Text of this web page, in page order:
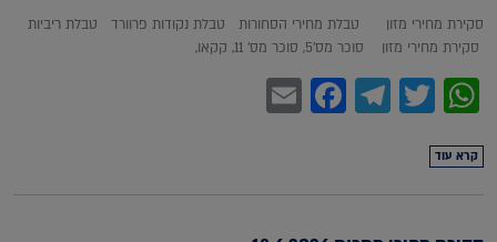
סקירת מחירי מזון טבלת מחירי הסחורות טבלת נקודות פרוורד טבלת ריביות
סקירת מחירי מזון סוכר מס'5, סוכר מס' 11, קקאו,
WhatsApp
Twitter
Telegram
Facebook
קרא עוד